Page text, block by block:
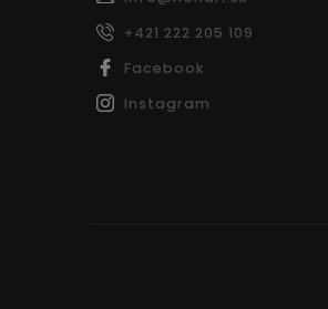
+421 222 205 109
Facebook
Instagram